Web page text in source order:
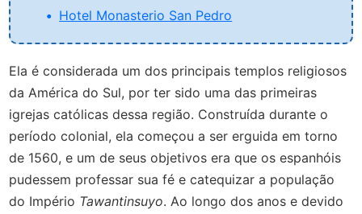
Hotel Monasterio San Pedro
Ela é considerada um dos principais templos religiosos
da América do Sul, por ter sido uma das primeiras
igrejas católicas dessa região. Construída durante o
período colonial, ela começou a ser erguida em torno
de 1560, e um de seus objetivos era que os espanhóis
pudessem professar sua fé e catequizar a população
do Império Tawantinsuyo. Ao longo dos anos e devido